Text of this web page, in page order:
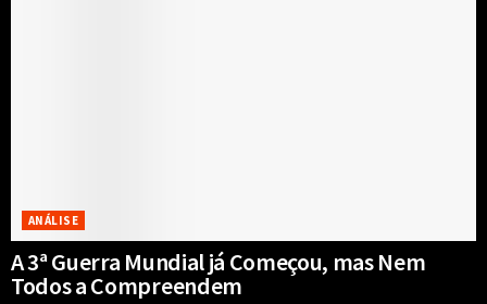
ANÁLISE
A 3ª Guerra Mundial já Começou, mas Nem
Todos a Compreendem